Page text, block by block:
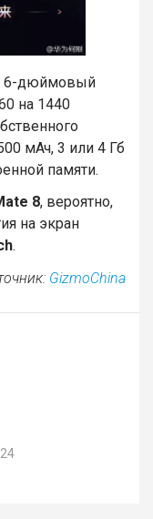
6-дюймовый
на 1440
мАч, 3 или 4 Гб
памяти.
8, вероятно,
на экран
.
GizmoChina